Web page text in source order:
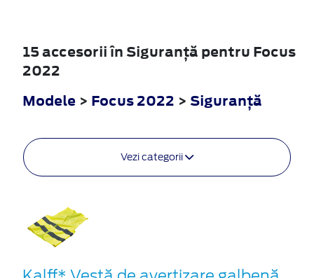
15 accesorii în Siguranţă pentru Focus
2022
Modele > Focus 2022 > Siguranţă
Vezi categorii